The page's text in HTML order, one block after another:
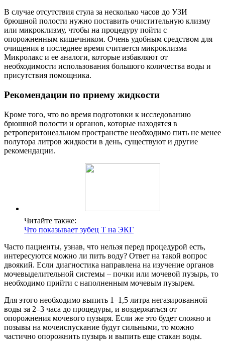
В случае отсутствия стула за несколько часов до УЗИ
брюшной полости нужно поставить очистительную клизму
или микроклизму, чтобы на процедуру пойти с
опорожненным кишечником. Очень удобным средством для
очищения в последнее время считается микроклизма
Микролакс и ее аналоги, которые избавляют от
необходимости использования большого количества воды и
присутствия помощника.
Рекомендации по приему жидкости
Кроме того, что во время подготовки к исследованию
брюшной полости и органов, которые находятся в
ретроперитонеальном пространстве необходимо пить не менее
полутора литров жидкости в день, существуют и другие
рекомендации.
Читайте также:
Что показывает зубец Т на ЭКГ
Часто пациенты, узнав, что нельзя перед процедурой есть,
интересуются можно ли пить воду? Ответ на такой вопрос
двоякий. Если диагностика направлена на изучение органов
мочевыделительной системы – почки или мочевой пузырь, то
необходимо прийти с наполненным мочевым пузырем.
Для этого необходимо выпить 1–1,5 литра негазированной
воды за 2–3 часа до процедуры, и воздержаться от
опорожнения мочевого пузыря. Если же это будет сложно и
позывы на мочеиспускание будут сильными, то можно
частично опорожнить пузырь и выпить еще стакан воды.